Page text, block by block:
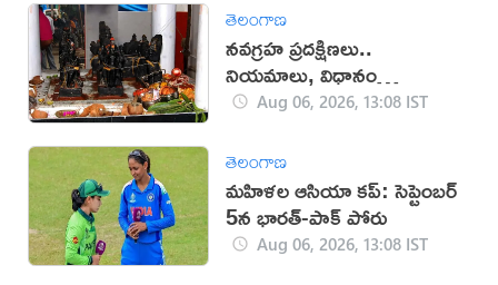
తెలంగాణ
నవగ్రహ ప్రదక్షిణలు..
నియమాలు, విధానం
తెలుసుకోండి
Aug 06, 2026, 13:08 IST
తెలంగాణ
మహిళల ఆసియా కప్‌: సెప్టెంబర్
5న భారత్-పాక్ పోరు
Aug 06, 2026, 13:08 IST